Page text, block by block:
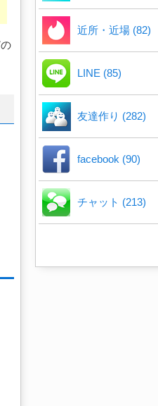
近所・近場 (82)
LINE (85)
友達作り (282)
facebook (90)
チャット (213)